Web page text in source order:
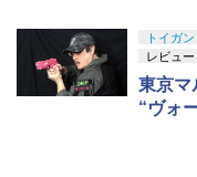
トイガン
レビュー
東京マ
“ヴォ